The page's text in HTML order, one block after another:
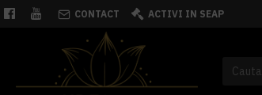
CONTACT ACTIVI IN SEAP